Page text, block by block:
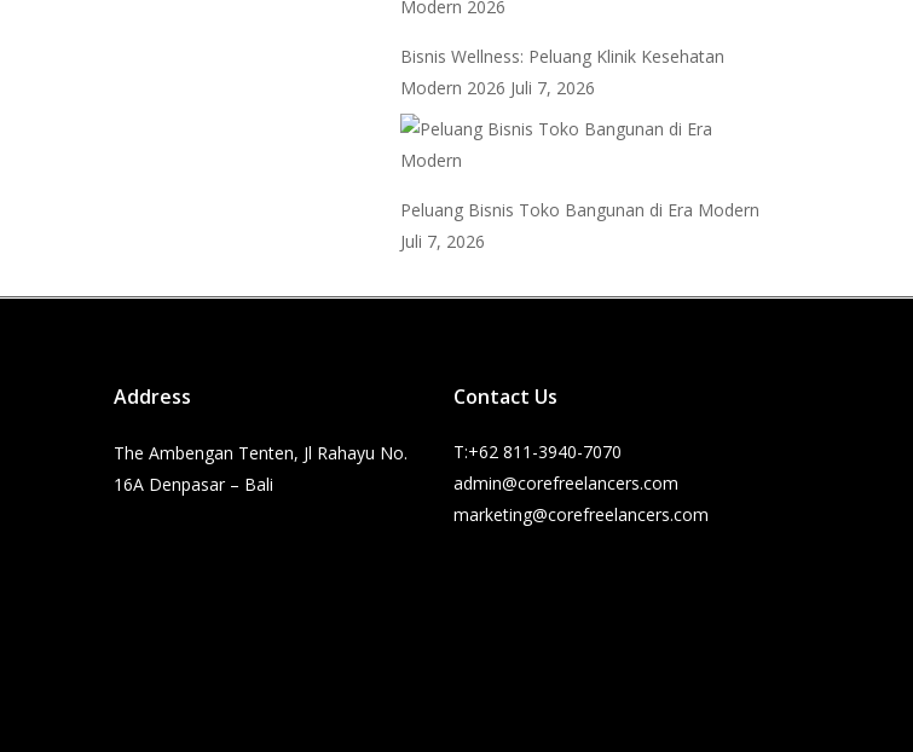
Bisnis Wellness: Peluang Klinik Kesehatan
Modern 2026 Juli 7, 2026
Peluang Bisnis Toko Bangunan di Era Modern
Juli 7, 2026
Address
The Ambengan Tenten, Jl Rahayu No.
16A Denpasar – Bali
Contact Us
T:+62 811-3940-7070
admin@corefreelancers.com
marketing@corefreelancers.com